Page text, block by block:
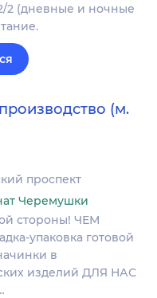
2 (дневные и ночные
(м.
проспект
Черемушки
стороны! ЧЕМ
упаковка готовой
в
изделий ДЛЯ НАС